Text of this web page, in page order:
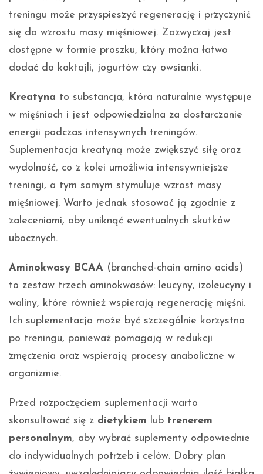
treningu może przyspieszyć regenerację i przyczynić
się do wzrostu masy mięśniowej. Zazwyczaj jest
dostępne w formie proszku, który można łatwo
dodać do koktajli, jogurtów czy owsianki.
Kreatyna to substancja, która naturalnie występuje
w mięśniach i jest odpowiedzialna za dostarczanie
energii podczas intensywnych treningów.
Suplementacja kreatyną może zwiększyć siłę oraz
wydolność, co z kolei umożliwia intensywniejsze
treningi, a tym samym stymuluje wzrost masy
mięśniowej. Warto jednak stosować ją zgodnie z
zaleceniami, aby uniknąć ewentualnych skutków
ubocznych.
Aminokwasy BCAA (branched-chain amino acids)
to zestaw trzech aminokwasów: leucyny, izoleucyny i
waliny, które również wspierają regenerację mięśni.
Ich suplementacja może być szczególnie korzystna
po treningu, ponieważ pomagają w redukcji
zmęczenia oraz wspierają procesy anaboliczne w
organizmie.
Przed rozpoczęciem suplementacji warto
skonsultować się z dietykiem lub trenerem
personalnym, aby wybrać suplementy odpowiednie
do indywidualnych potrzeb i celów. Dobry plan